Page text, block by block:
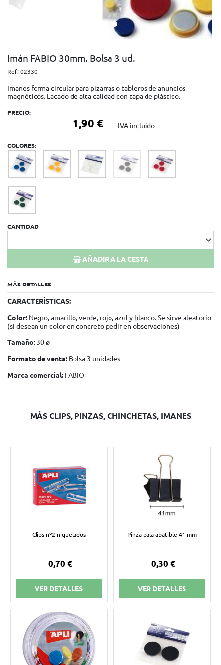
Imán FABIO 30mm. Bolsa 3 ud.
Ref:02330-
Imanes forma circular para pizarras o tableros de anuncios
magnéticos. Lacado de alta calidad con tapa de plástico.
PRECIO:
1,90 € IVA incluido
COLORES:
CANTIDAD
AÑADIR A LA CESTA
MÁS DETALLES
CARACTERÍSTICAS:
Color: Negro, amarillo, verde, rojo, azul y blanco. Se sirve aleatorio
(si desean un color en concreto pedir en observaciones)
Tamaño: 30 ø
Formato de venta: Bolsa 3 unidades
Marca comercial: FABIO
MÁS CLIPS, PINZAS, CHINCHETAS, IMANES
Clips nº2 niquelados
0,70 €
VER DETALLES
Pinza pala abatible 41 mm
0,30 €
VER DETALLES